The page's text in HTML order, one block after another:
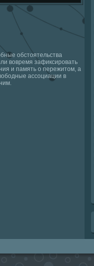
обстоятельства
вовремя зафиксировать
и память о пережитом, а
ассоциации в